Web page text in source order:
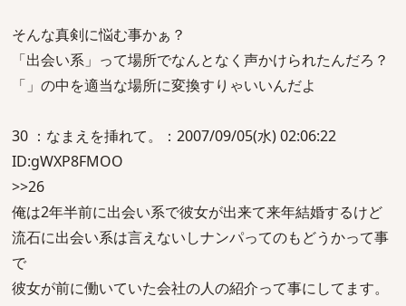
そんな真剣に悩む事かぁ？
「出会い系」って場所でなんとなく声かけられたんだろ？
「」の中を適当な場所に変換すりゃいいんだよ
30 ：なまえを挿れて。：2007/09/05(水) 02:06:22
ID:gWXP8FMOO
>>26
俺は2年半前に出会い系で彼女が出来て来年結婚するけど
流石に出会い系は言えないしナンパってのもどうかって事
で
彼女が前に働いていた会社の人の紹介って事にしてます。